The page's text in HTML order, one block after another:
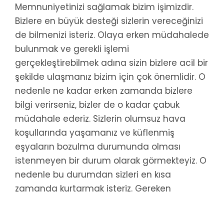
Memnuniyetinizi sağlamak bizim işimizdir.
Bizlere en büyük desteği sizlerin vereceğinizi
de bilmenizi isteriz. Olaya erken müdahalede
bulunmak ve gerekli işlemi
gerçekleştirebilmek adına sizin bizlere acil bir
şekilde ulaşmanız bizim için çok önemlidir. O
nedenle ne kadar erken zamanda bizlere
bilgi verirseniz, bizler de o kadar çabuk
müdahale ederiz. Sizlerin olumsuz hava
koşullarında yaşamanız ve küflenmiş
eşyaların bozulma durumunda olması
istenmeyen bir durum olarak görmekteyiz. O
nedenle bu durumdan sizleri en kısa
zamanda kurtarmak isteriz. Gereken